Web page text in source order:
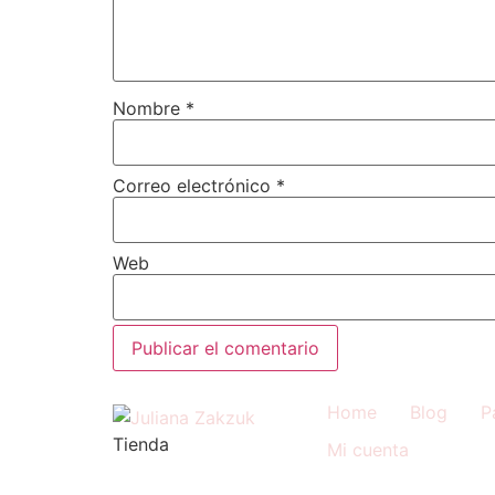
Nombre *
Correo electrónico *
Web
Tienda
Home Blog
Mi cuenta